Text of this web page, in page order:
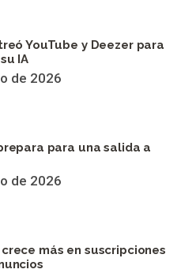
YouTube y Deezer para
IA
de 2026
para una salida a
de 2026
más en suscripciones